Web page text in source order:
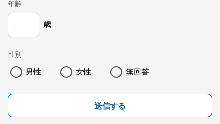
年齢
歳
性別
男性 女性 無回答
送信する